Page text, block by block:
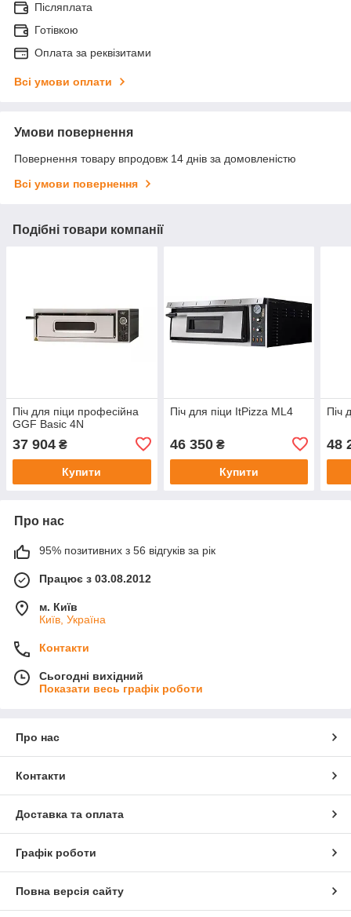
Післяплата
Готівкою
Оплата за реквізитами
Всі умови оплати
Умови повернення
Повернення товару впродовж 14 днів за домовленістю
Всі умови повернення
Подібні товари компанії
Піч для піци професійна
GGF Basic 4N
37 904 ₴
Купити
Піч для піци ItPizza ML4
46 350₴
Купити
Піч
48
Про нас
95% позитивних з 56 відгуків за рік
Працює з 03.08.2012
м. Київ
Київ, Україна
Контакти
Сьогодні вихідний
Показати весь графік роботи
Про нас
Контакти
Доставка та оплата
Графік роботи
Повна версія сайту